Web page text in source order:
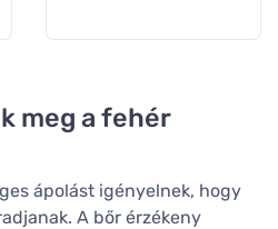
meg a fehér
ápolást igényelnek, hogy
A bőr érzékeny